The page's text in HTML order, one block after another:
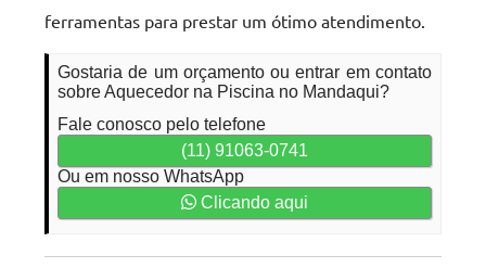
ferramentas para prestar um ótimo atendimento.
Gostaria de um orçamento ou entrar em contato
sobre Aquecedor na Piscina no Mandaqui?
Fale conosco pelo telefone
(11) 91063-0741
Ou em nosso WhatsApp
Clicando aqui